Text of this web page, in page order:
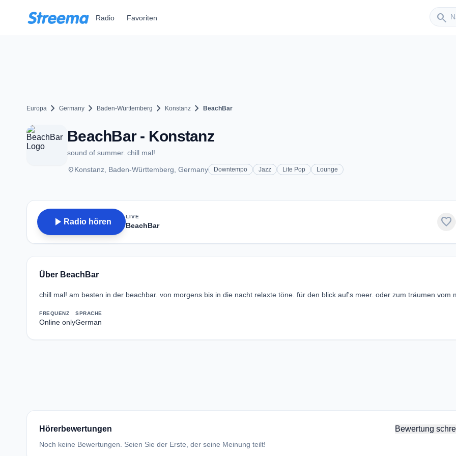
Radio Favoriten search
Sender
Europa chevron_right Germany chevron_right Baden-Württemberg chevron_right Konstanz chevron_right BeachBar
BeachBar - Konstanz
sound of summer. chill mal!
placeKonstanz, Baden-Württemberg, Germany Downtempo Jazz Lite Pop Lounge
play_arrow Radio hören
LIVE
BeachBar favorite
Über BeachBar
chill mal! am besten in der beachbar. von morgens bis in die nacht relaxte töne. für den blick auf's meer. oder zum träumen vom
FREQUENZ
Online only
SPRACHE
German
Hörerbewertungen Bewertung
Noch keine Bewertungen. Seien Sie der Erste, der seine Meinung teilt!